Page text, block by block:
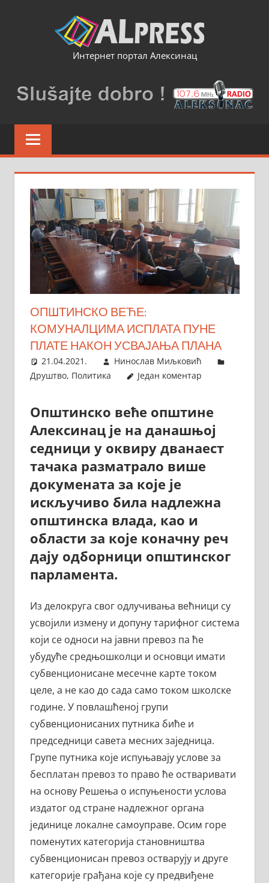
Интернет портал Алексинац
ОПШТИНСКО ВЕЋЕ:
КОМУНАЛЦИМА ИСПЛАТА ПУНЕ
ПЛАТЕ НАКОН УСВАЈАЊА ПЛАНА
21.04.2021.
Нинослав Миљковић
Друштво, Политика Један коментар
Општинско веће општине
Алексинац је на данашњој
седници у оквиру дванаест
тачака разматрало више
докумената за које је
искључиво била надлежна
општинска влада, као и
области за које коначну реч
дају одборници општинског
парламента.
Из делокруга свог одлучивања већници су
усвојили измену и допуну тарифног система
који се односи на јавни превоз па ће
убудуће средњошколци и основци имати
субвенционисане месечне карте током
целе, а не као до сада само током школске
године. У повлашћеној групи
субвенционисаних путника биће и
председници савета месних заједница.
Групе путника које испуњавају услове за
бесплатан превоз то право ће остваривати
на основу Решења о испуњености услова
издатог од стране надлежног органа
јединице локалне самоуправе. Осим горе
поменутих категорија становништва
субвенционисан превоз остварују и друге
категорије грађана које су предвиђене